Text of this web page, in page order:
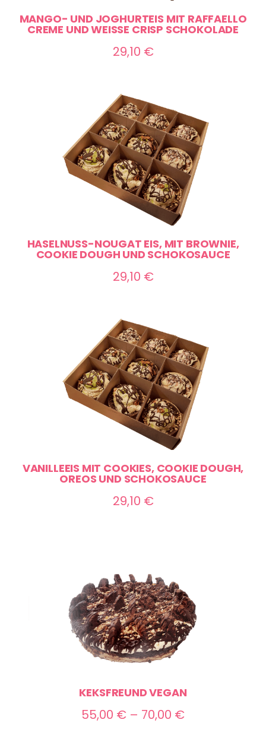
MANGO- UND JOGHURTEIS MIT RAFFAELLO
CREME UND WEISSE CRISP SCHOKOLADE
29,10 €
HASELNUSS-NOUGAT EIS, MIT BROWNIE,
COOKIE DOUGH UND SCHOKOSAUCE
29,10 €
VANILLEEIS MIT COOKIES, COOKIE DOUGH,
OREOS UND SCHOKOSAUCE
29,10 €
KEKSFREUND VEGAN
55,00 € – 70,00 €Preisspanne: